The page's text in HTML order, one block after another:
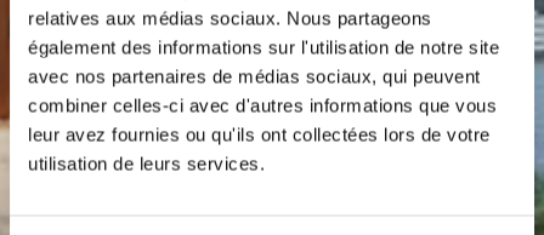
relatives aux médias sociaux. Nous partageons
également des informations sur l'utilisation de notre site
avec nos partenaires de médias sociaux, qui peuvent
combiner celles-ci avec d'autres informations que vous
leur avez fournies ou qu'ils ont collectées lors de votre
utilisation de leurs services.